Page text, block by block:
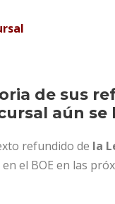
de sus
aún se
refundido de la
el BOE en las